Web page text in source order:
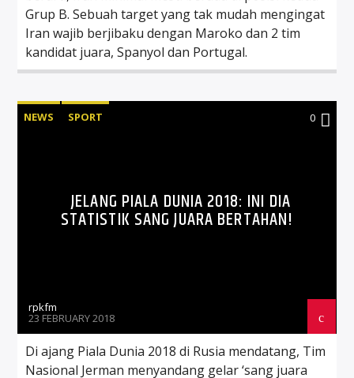
Grup B. Sebuah target yang tak mudah mengingat
Iran wajib berjibaku dengan Maroko dan 2 tim
kandidat juara, Spanyol dan Portugal.
NEWS SPORT 0
JELANG PIALA DUNIA 2018: INI DIA
STATISTIK SANG JUARA BERTAHAN!
rpkfm
23 FEBRUARY 2018
Di ajang Piala Dunia 2018 di Rusia mendatang, Tim
Nasional Jerman menyandang gelar ‘sang juara